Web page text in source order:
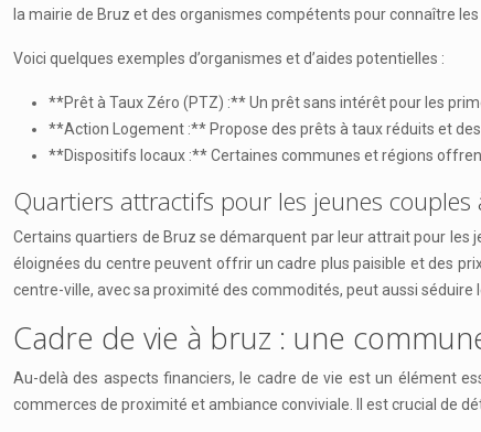
la mairie de Bruz et des organismes compétents pour connaître
Voici quelques exemples d’organismes et d’aides potentielles :
**Prêt à Taux Zéro (PTZ) :** Un prêt sans intérêt pour les
**Action Logement :** Propose des prêts à taux réduits et
**Dispositifs locaux :** Certaines communes et régions
Quartiers attractifs pour les jeunes couples
Certains quartiers de Bruz se démarquent par leur attrait pour les
éloignées du centre peuvent offrir un cadre plus paisible et des
centre-ville, avec sa proximité des commodités, peut aussi séduire
Cadre de vie à bruz : une
Au-delà des aspects financiers, le cadre de vie est un élément
commerces de proximité et ambiance conviviale. Il est crucial de